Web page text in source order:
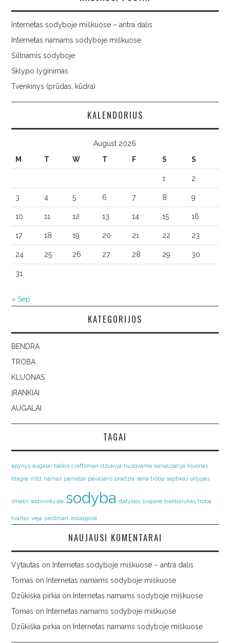
Internetas sodyboje miškuose – antra dalis
Internetas namams sodyboje miškuose
Šiltnamis sodyboje
Sklypo lyginimas
Tvenkinys (prūdas, kūdra)
KALENDORIUS
August 2026
M
T W T F S S
1 2
3 4 5 6 7 8 9
10 11 12 13 14 15 16
17 18 19 20 21 22 23
24 25 26 27 28 29 30
31
« Sep
KATEGORIJOS
BENDRA
TROBA
KLUONAS
ĮRANKIAI
AUGALAI
TAGAI
apynys augalai balkis craftsman dzukyja husqvarna kanalizacija kluonas
litagra mtd namas pamatai pavasaris pradzia sena troba septikas sklypas
smelis sodininkyste sodyba statybos svajone traktoriukas troba
tvartas veja yardman zoliapjove
NAUJAUSI KOMENTARAI
Vytautas on Internetas sodyboje miškuose – antra dalis
Tomas on Internetas namams sodyboje miškuose
Dzūkiška pirkia on Internetas namams sodyboje miškuose
Tomas on Internetas namams sodyboje miškuose
Dzūkiška pirkia on Internetas namams sodyboje miškuose